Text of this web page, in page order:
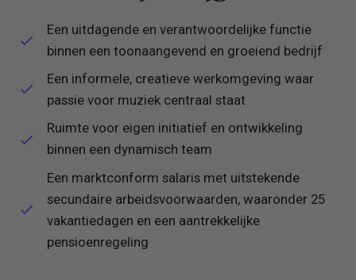
Een uitdagende en verantwoordelijke functie
binnen een toonaangevend en groeiend bedrijf
Een informele, creatieve werkomgeving waar
passie voor muziek centraal staat
Ruimte voor eigen initiatief en ontwikkeling
binnen een dynamisch team
Een marktconform salaris met uitstekende
secundaire arbeidsvoorwaarden, waaronder 25
vakantiedagen en een aantrekkelijke
pensioenregeling